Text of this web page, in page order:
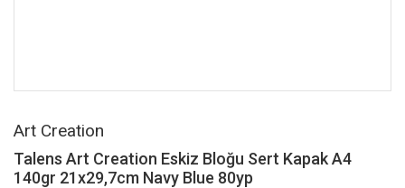
Art Creation
Talens Art Creation Eskiz Bloğu Sert Kapak A4
140gr 21x29,7cm Navy Blue 80yp